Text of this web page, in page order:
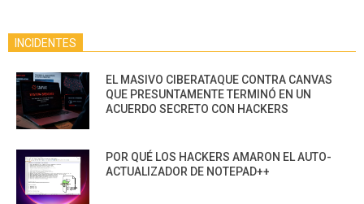
INCIDENTES
EL MASIVO CIBERATAQUE CONTRA CANVAS
QUE PRESUNTAMENTE TERMINÓ EN UN
ACUERDO SECRETO CON HACKERS
POR QUÉ LOS HACKERS AMARON EL AUTO-
ACTUALIZADOR DE NOTEPAD++